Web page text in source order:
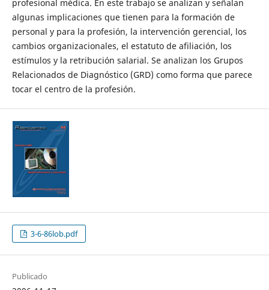
profesional médica. En este trabajo se analizan y señalan
algunas implicaciones que tienen para la formación de
personal y para la profesión, la intervención gerencial, los
cambios organizacionales, el estatuto de afiliación, los
estímulos y la retribución salarial. Se analizan los Grupos
Relacionados de Diagnóstico (GRD) como forma que parece
tocar el centro de la profesión.
3-6-86lob.pdf
Publicado